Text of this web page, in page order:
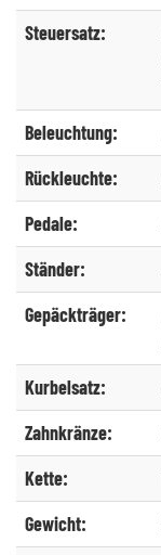
Steuersatz:
Beleuchtung:
Rückleuchte:
Pedale:
Ständer:
Gepäckträger:
Kurbelsatz:
Zahnkränze:
Kette:
Gewicht: